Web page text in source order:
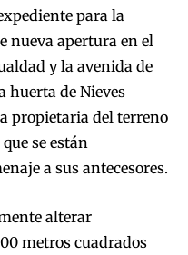
para la
nueva apertura en el
y la avenida de
huerta de Nieves
propietaria del terreno
se están
a sus antecesores.
alterar
metros cuadrados